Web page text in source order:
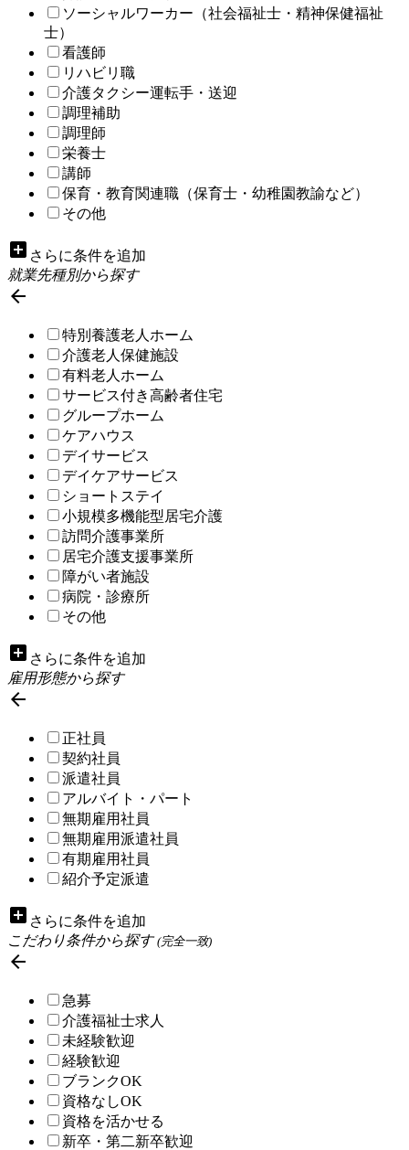
ソーシャルワーカー（社会福祉士・精神保健福祉
士）
看護師
リハビリ職
介護タクシー運転手・送迎
調理補助
調理師
栄養士
講師
保育・教育関連職（保育士・幼稚園教諭など）
その他
add_box さらに条件を追加
就業先種別から探す

特別養護老人ホーム
介護老人保健施設
有料老人ホーム
サービス付き高齢者住宅
グループホーム
ケアハウス
デイサービス
デイケアサービス
ショートステイ
小規模多機能型居宅介護
訪問介護事業所
居宅介護支援事業所
障がい者施設
病院・診療所
その他
add_box さらに条件を追加
雇用形態から探す

正社員
契約社員
派遣社員
アルバイト・パート
無期雇用社員
無期雇用派遣社員
有期雇用社員
紹介予定派遣
add_box さらに条件を追加
こだわり条件から探す(完全一致)

急募
介護福祉士求人
未経験歓迎
経験歓迎
ブランクOK
資格なしOK
資格を活かせる
新卒・第二新卒歓迎